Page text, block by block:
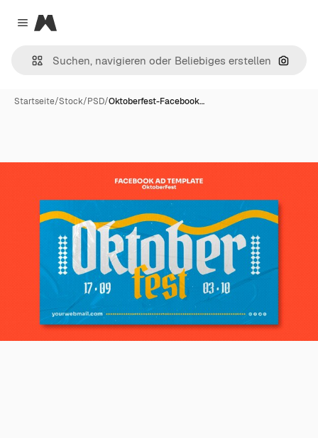
Close menu
Magnific
Nach
Startseite/Stock/PSD/Oktoberfest-Facebook…